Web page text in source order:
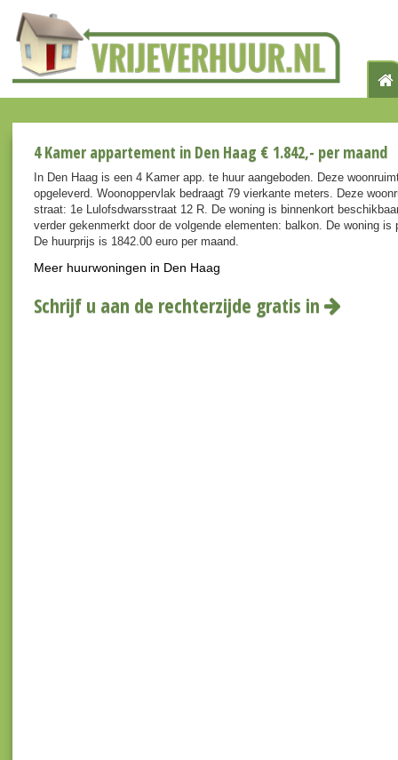
4 Kamer appartement in Den Haag € 1.842,- per maand
In Den Haag is een 4 Kamer app. te huur aangeboden. Deze
opgeleverd. Woonoppervlak bedraagt 79 vierkante meters. Deze
straat: 1e Lulofsdwarsstraat 12 R. De woning is binnenkort
verder gekenmerkt door de volgende elementen: balkon. De woning is
De huurprijs is 1842.00 euro per maand.
Meer huurwoningen in Den Haag
Schrijf u aan de rechterzijde gratis in